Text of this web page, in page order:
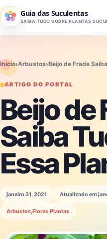
Pular para o conteúdo
Guia das Suculentas
Início›Arbustos›Beijo de Frade
ARTIGO DO PORTAL
Beijo de
Saiba
Essa
janeiro 31, 2021 Atualizado em
Arbustos Flores Plantas